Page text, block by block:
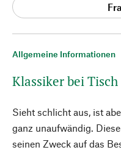
Allgemeine Informationen
Klassiker bei Tisch
Sieht schlicht aus, ist
ganz unaufwändig.
seinen Zweck auf das